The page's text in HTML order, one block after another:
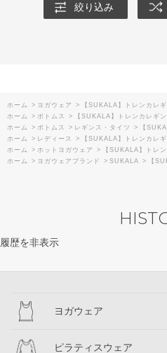
絞り込み
ホーム > ヨガウェア >
【SUKALA】トレンカレ
ホーム
> ボトムス >
【SUKALA】トレンカレギン
ホーム
> ボトムス > レギンス・タイツ >
【
ホーム
> レディース >
【SUKALA】トレンカレ
ホーム
> ホットヨガウェア >
【SUKALA】トレ
ホーム
> ヨガウェアブランド > SUKALA > 【
履歴を非表示
ヨガウェア
ピラティスウェア